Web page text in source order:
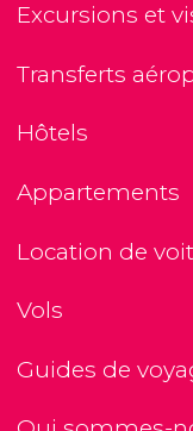
Excursions et
Transferts
Hôtels
Appartements
Location de
Vols
Guides de